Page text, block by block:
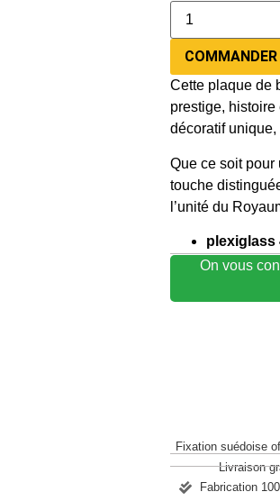
COMMANDER
Cette plaque de
prestige,
décoratif
Que ce soit pour
touche
l’unité du
plexiglass
On vous
Fixation suédoise
Livraison
Fabrication